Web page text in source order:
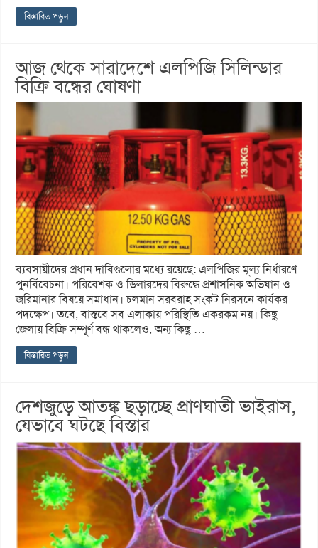
বিস্তারিত পড়ুন
আজ থেকে সারাদেশে এলপিজি সিলিন্ডার
বিক্রি বন্ধের ঘোষণা
ব্যবসায়ীদের প্রধান দাবিগুলোর মধ্যে রয়েছে: এলপিজির মূল্য নির্ধারণে
পুনর্বিবেচনা। পরিবেশক ও ডিলারদের বিরুদ্ধে প্রশাসনিক অভিযান ও
জরিমানার বিষয়ে সমাধান। চলমান সরবরাহ সংকট নিরসনে কার্যকর
পদক্ষেপ। তবে, বাস্তবে সব এলাকায় পরিস্থিতি একরকম নয়। কিছু
জেলায় বিক্রি সম্পূর্ণ বন্ধ থাকলেও, অন্য কিছু …
বিস্তারিত পড়ুন
দেশজুড়ে আতঙ্ক ছড়াচ্ছে প্রাণঘাতী ভাইরাস,
যেভাবে ঘটছে বিস্তার